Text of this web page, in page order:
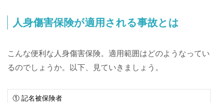
人身傷害保険が適用される事故とは
こんな便利な人身傷害保険。適用範囲はどのようなってい
るのでしょうか。以下、見ていきましょう。
① 記名被保険者